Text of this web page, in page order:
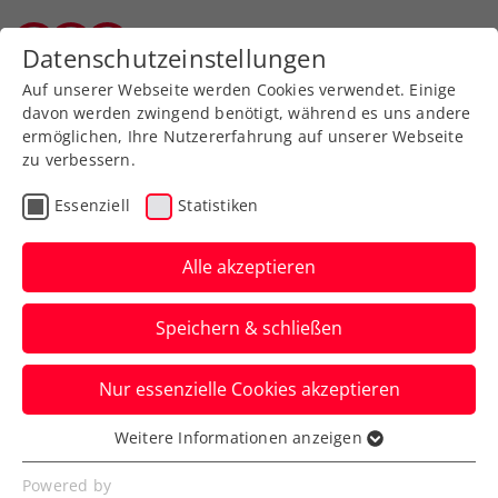
Zurück zur Newsübersicht
Ausbildung
Tennis-Azubis mit
großem Wissensdurst
Woche 1 des
Tennisinstruktor:innen-/Tennislehrer:innen-
Lehrgangs im BSFZ Schielleiten ist
Geschichte.
Verfasst von: Martin Pauer / Redaktion, 18.12.2023
Datenschutzeinstellungen
Auf unserer Webseite werden Cookies verwendet. Einige
davon werden zwingend benötigt, während es uns andere
ermöglichen, Ihre Nutzererfahrung auf unserer Webseite
zu verbessern.
Essenziell Statistiken
Alle akzeptieren
Speichern & schließen
Nur essenzielle Cookies akzeptieren
Essenziell
Essenzielle Cookies werden für grundlegende
Weitere Informationen anzeigen
Powered by